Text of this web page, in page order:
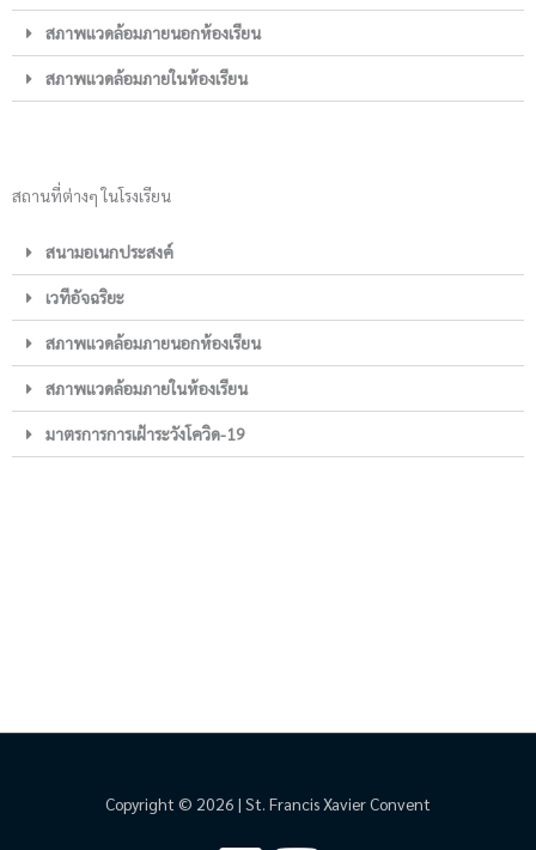
สภาพแวดล้อมภายนอกห้องเรียน
สภาพแวดล้อมภายในห้องเรียน
สถานที่ต่างๆ ในโรงเรียน
สนามอเนกประสงค์
เวทีอัจฉริยะ
สภาพแวดล้อมภายนอกห้องเรียน
สภาพแวดล้อมภายในห้องเรียน
มาตรการการเฝ้าระวังโควิด-19
Copyright © 2026 | St. Francis Xavier Convent